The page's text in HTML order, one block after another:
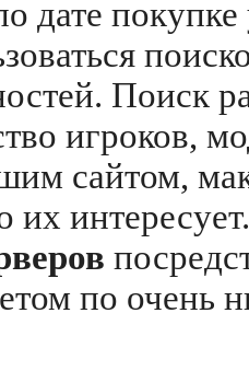
дате
Поиск
игроков,
сайтом,
их
по очень